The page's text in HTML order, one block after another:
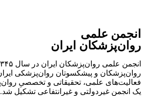
انجمن علمی
روان‌پزشکان ایران
روان‌پزشکان و پیشکسوتان روان‌پزشکی
فعالیت‌های علمی، تحقیقاتی و تخصصیِ
یک انجمن غیردولتی و غیرانتفاعی تشکیل شد.